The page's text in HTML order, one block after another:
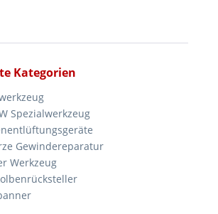
Kategorien
Spezialwerkzeug
Gewindereparatur
Werkzeug